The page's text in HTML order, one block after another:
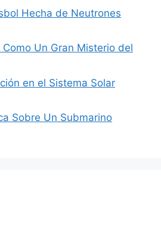
Hecha de Neutrones
Un Gran Misterio del
en el Sistema Solar
Sobre Un Submarino